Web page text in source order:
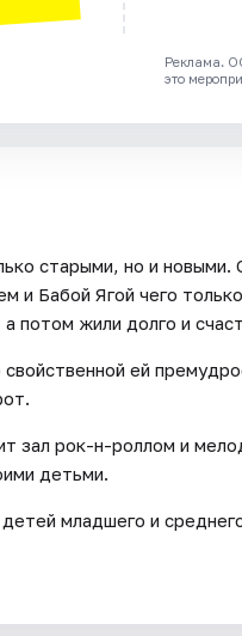
Реклама.
это
старыми, но и
и Бабой Ягой чего
потом жили долго и
свойственной ей
зал рок-н-роллом и
детьми.
младшего и